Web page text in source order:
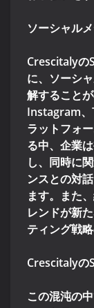
ソーシャル
Crescitalyの
に、ソーシ
解すること
Instagram
ラットフォ
る中、企業
し、同時に
ンスとの対
ます。また
レンドが新
ティング戦
Crescitalyの
この混沌の